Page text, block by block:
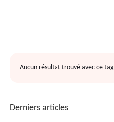
Aucun résultat trouvé avec ce tag
Derniers articles